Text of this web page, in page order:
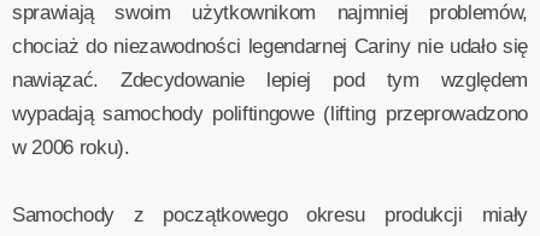
sprawiają swoim użytkownikom najmniej problemów,
chociaż do niezawodności legendarnej Cariny nie udało się
nawiązać. Zdecydowanie lepiej pod tym względem
wypadają samochody poliftingowe (lifting przeprowadzono
w 2006 roku).
Samochody z początkowego okresu produkcji miały